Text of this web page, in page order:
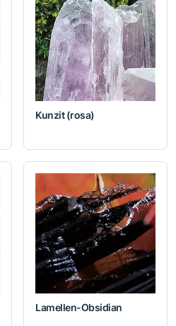
Kunzit (rosa)
Lamellen-Obsidian